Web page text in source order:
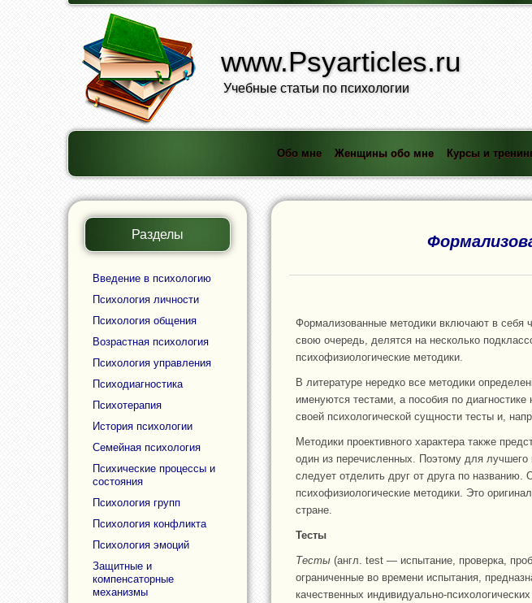
www.Psyarticles.ru
Учебные статьи по психологии
Обо мне Женщины обо мне Курсы и
Разделы
Введение в психологию
Психология личности
Психология общения
Возрастная психология
Психология управления
Психодиагностика
Психотерапия
История психологии
Семейная психология
Психические процессы и
состояния
Психология групп
Психология конфликта
Психология эмоций
Защитные и
компенсаторные
механизмы
Формализованные методики включают в себя
свою очередь, делятся на несколько
психофизиологические методики.
В литературе нередко все методики
именуются тестами, а пособия по
своей психологической сущности тесты и,
Методики проективного характера также
один из перечисленных. Поэтому для лучшего
следует отделить друг от друга по
психофизиологические методики. Это
стране.
Тесты
Тесты (англ. test — испытание, проверка,
ограниченные во времени испытания,
качественных индивидуально-